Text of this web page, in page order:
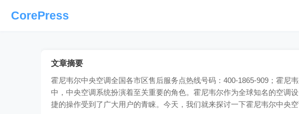
CorePress
文章摘要
霍尼韦尔中央空调全国各市区售后服务点热线号码：400-1865-909；霍尼
中，中央空调系统扮演着至关重要的角色。霍尼韦尔作为全球知名的空调
捷的操作受到了广大用户的青睐。今天，我们就来探讨一下霍尼韦尔中央